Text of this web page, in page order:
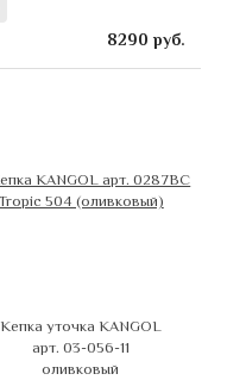
8290 руб.
Кепка уточка KANGOL
арт. 03-056-11
оливковый